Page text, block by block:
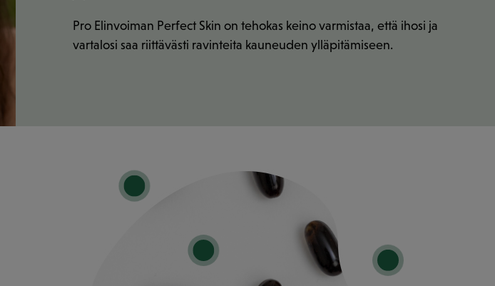
Pro Elinvoiman Perfect Skin on tehokas keino varmistaa, että ihosi ja
vartalosi saa riittävästi ravinteita kauneuden ylläpitämiseen.